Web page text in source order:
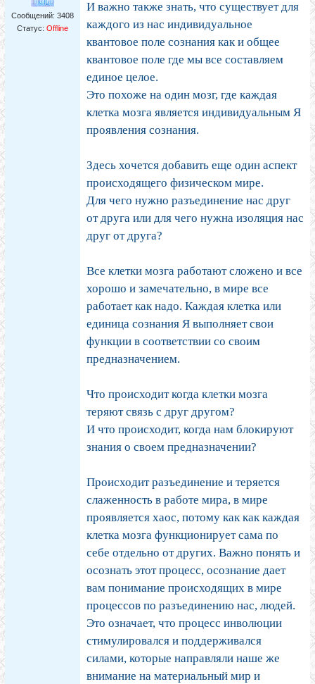
Сообщений: 3408
Статус: Offline
И важно также знать, что существует для
каждого из нас индивидуальное
квантовое поле сознания как и общее
квантовое поле где мы все составляем
единое целое.
Это похоже на один мозг, где каждая
клетка мозга является индивидуальным Я
проявления сознания.
Здесь хочется добавить еще один аспект
происходящего физическом мире.
Для чего нужно разъединение нас друг
от друга или для чего нужна изоляция нас
друг от друга?
Все клетки мозга работают сложено и все
хорошо и замечательно, в мире все
работает как надо. Каждая клетка или
единица сознания Я выполняет свои
функции в соответствии со своим
предназначением.
Что происходит когда клетки мозга
теряют связь с друг другом?
И что происходит, когда нам блокируют
знания о своем предназначении?
Происходит разъединение и теряется
слаженность в работе мира, в мире
проявляется хаос, потому как как каждая
клетка мозга функционирует сама по
себе отдельно от других. Важно понять и
осознать этот процесс, осознание дает
вам понимание происходящих в мире
процессов по разъединению нас, людей.
Это означает, что процесс инволюции
стимулировался и поддерживался
силами, которые направляли наше же
внимание на материальный мир и